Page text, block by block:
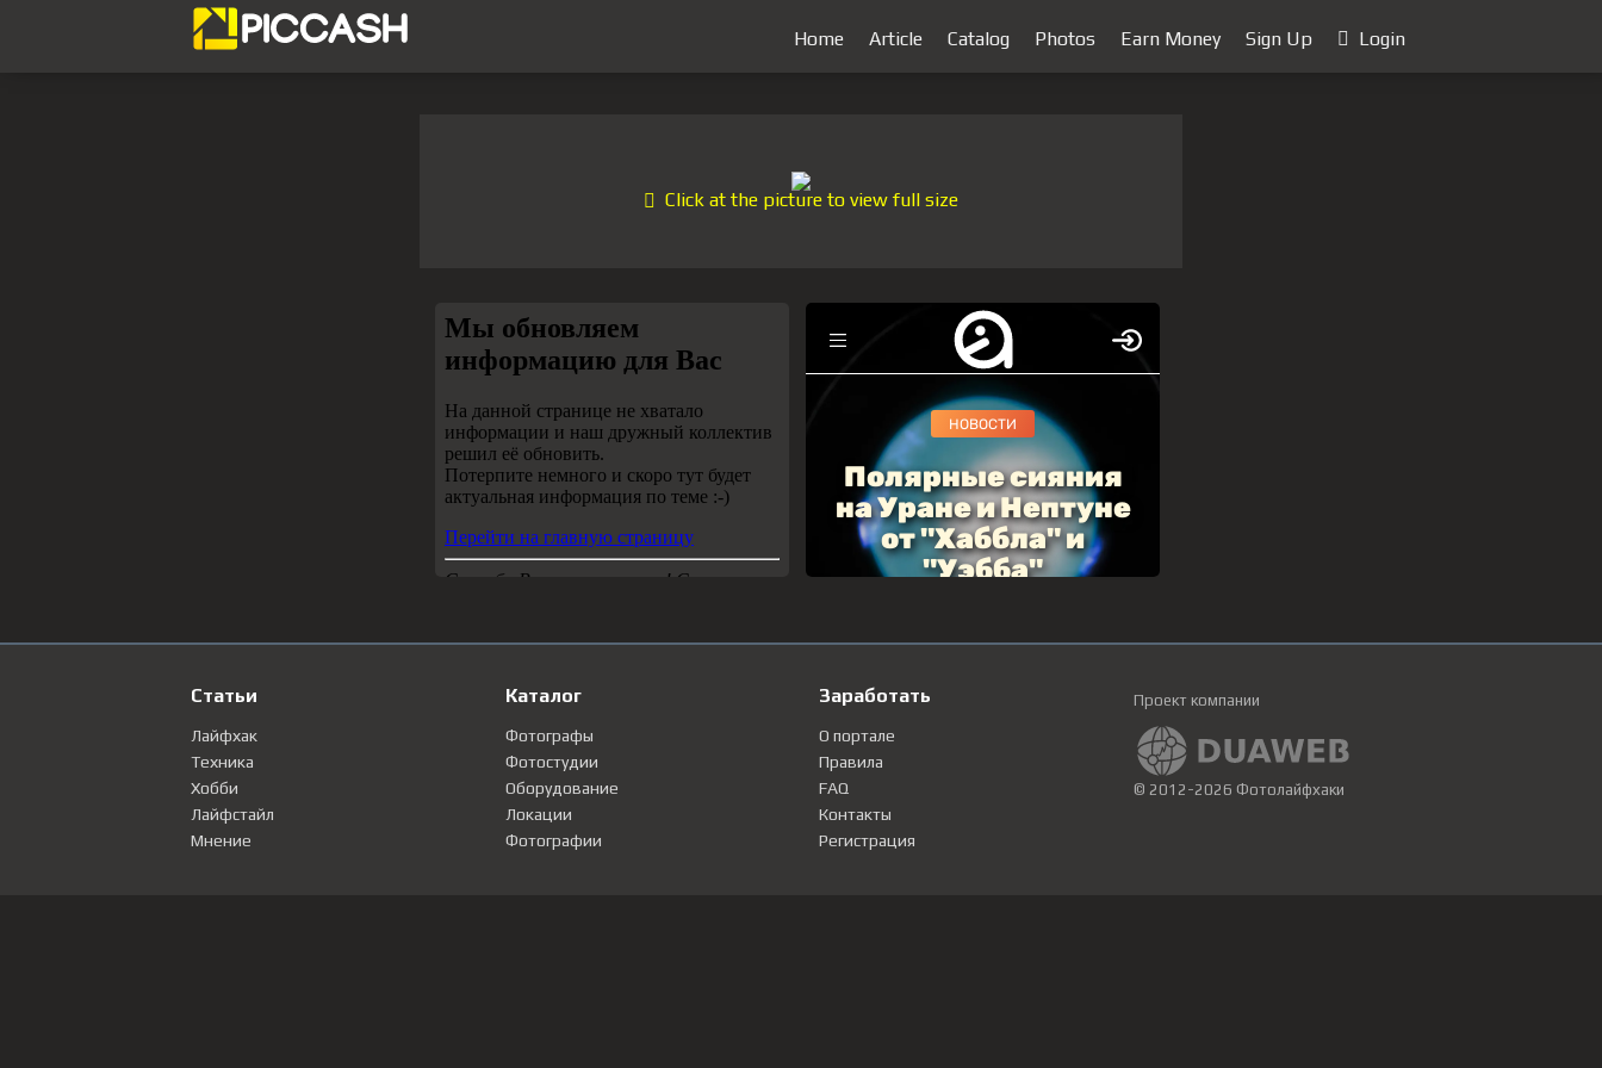
Home Article Catalog Photos Earn Money Sign Up Login
Click at the picture to view full size
Статьи
Лайфхак
Техника
Хобби
Лайфстайл
Мнение
Каталог
Фотографы
Фотостудии
Оборудование
Локации
Фотографии
Заработать
О портале
Правила
FAQ
Контакты
Регистрация
Проект компании
© 2012-2026 Фотолайфхаки